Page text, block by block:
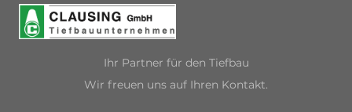
Ihr Partner für den Tiefbau
Wir freuen uns auf Ihren Kontakt.